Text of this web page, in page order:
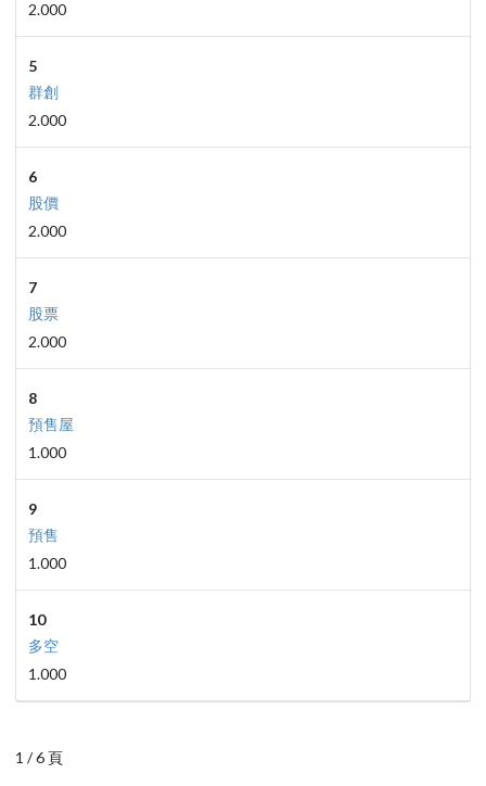
2.000
5
群創
2.000
6
股價
2.000
7
股票
2.000
8
預售屋
1.000
9
預售
1.000
10
多空
1.000
1 / 6 頁